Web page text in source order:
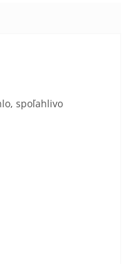
z 5 hviezdičiek.
spoľahlivo
z 5 hviezdičiek.
z 5 hviezdičiek.